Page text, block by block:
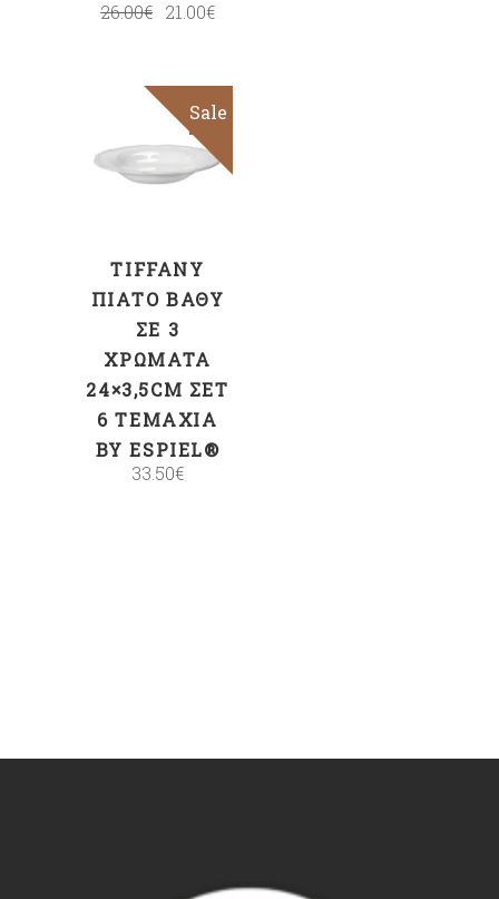
26.00€ 21.00€
Sale
ΕΠΙΛΟΓΉ
TIFFANY
ΠΙΆΤΟ ΒΑΘΎ
ΣΕ 3
ΧΡΏΜΑΤΑ
24×3,5CM ΣΕΤ
6 ΤΕΜΆΧΙΑ
BY ESPIEL®
33.50€